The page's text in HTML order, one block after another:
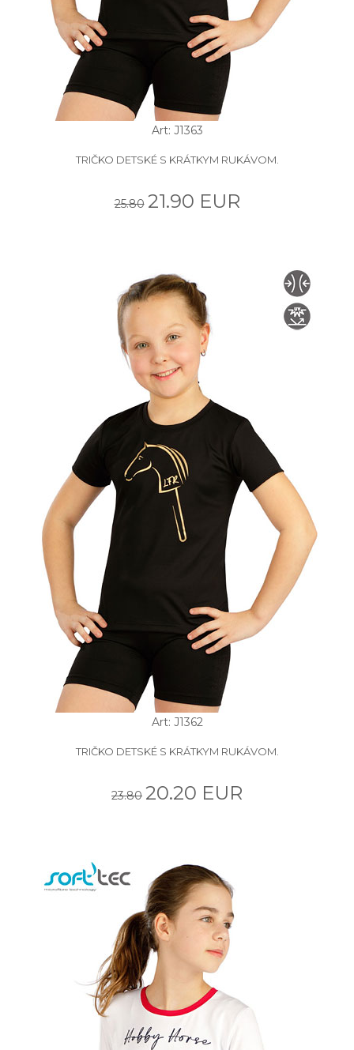
Art: J1363
TRIČKO DETSKÉ S KRÁTKYM RUKÁVOM.
25.80 21.90 EUR
Art: J1362
TRIČKO DETSKÉ S KRÁTKYM RUKÁVOM.
23.80 20.20 EUR